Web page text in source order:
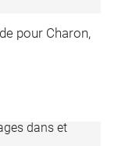
pour Charon,